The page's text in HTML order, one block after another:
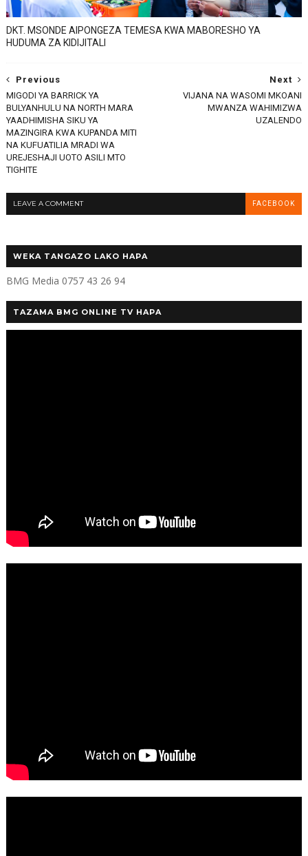
DKT. MSONDE AIPONGEZA TEMESA KWA MABORESHO YA
HUDUMA ZA KIDIJITALI
Next
VIJANA NA WASOMI MKOANI
MWANZA WAHIMIZWA
UZALENDO
Previous
MIGODI YA BARRICK YA
BULYANHULU NA NORTH MARA
YAADHIMISHA SIKU YA
MAZINGIRA KWA KUPANDA MITI
NA KUFUATILIA MRADI WA
UREJESHAJI UOTO ASILI MTO
TIGHITE
LEAVE A COMMENT FACEBOOK
WEKA TANGAZO LAKO HAPA
BMG Media 0757 43 26 94
TAZAMA BMG ONLINE TV HAPA